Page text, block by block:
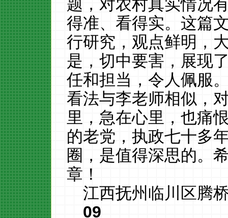
题，对农村真实情况
得准、看得实。这篇
行研究，观点鲜明，
是，切中要害，展现
任和担当，令人佩服
看法与李老师相似，
里，急在心里，也痛
的老党，执政七十多
圈，是值得深思的。
章！
江西抚州临川区腾
09